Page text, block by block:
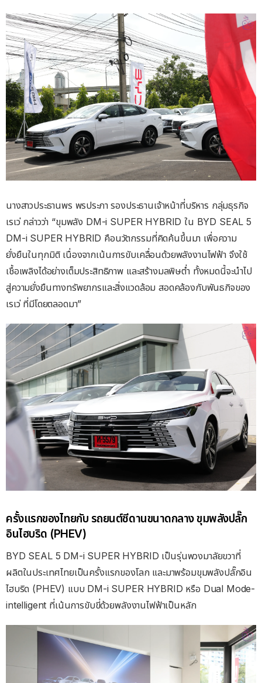
นางสาวประธานพร พรประภา รองประธานเจ้าหน้าที่บริหาร กลุ่มธุรกิจ
เรเว่ กล่าวว่า “ขุมพลัง DM-i SUPER HYBRID ใน BYD SEAL 5
DM-i SUPER HYBRID คือนวัตกรรมที่คิดค้นขึ้นมา เพื่อความ
ยั่งยืนในทุกมิติ เนื่องจากเน้นการขับเคลื่อนด้วยพลังงานไฟฟ้า จึงใช้
เชื้อเพลิงได้อย่างเต็มประสิทธิภาพ และสร้างมลพิษต่ำ ทั้งหมดนี้จะนำไป
สู่ความยั่งยืนทางทรัพยากรและสิ่งแวดล้อม สอดคล้องกับพันธกิจของ
เรเว่ ที่มีโดยตลอดมา”
ครั้งแรกของไทยกับ รถยนต์ซีดานขนาดกลาง ขุมพลังปลั๊ก
อินไฮบริด (PHEV)
BYD SEAL 5 DM-i SUPER HYBRID เป็นรุ่นพวงมาลัยขวาที่
ผลิตในประเทศไทยเป็นครั้งแรกของโลก และมาพร้อมขุมพลังปลั๊กอิน
ไฮบริด (PHEV) แบบ DM-i SUPER HYBRID หรือ Dual Mode-
intelligent ที่เน้นการขับขี่ด้วยพลังงานไฟฟ้าเป็นหลัก